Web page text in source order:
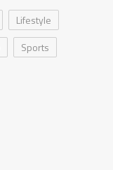
Lifestyle
Sports